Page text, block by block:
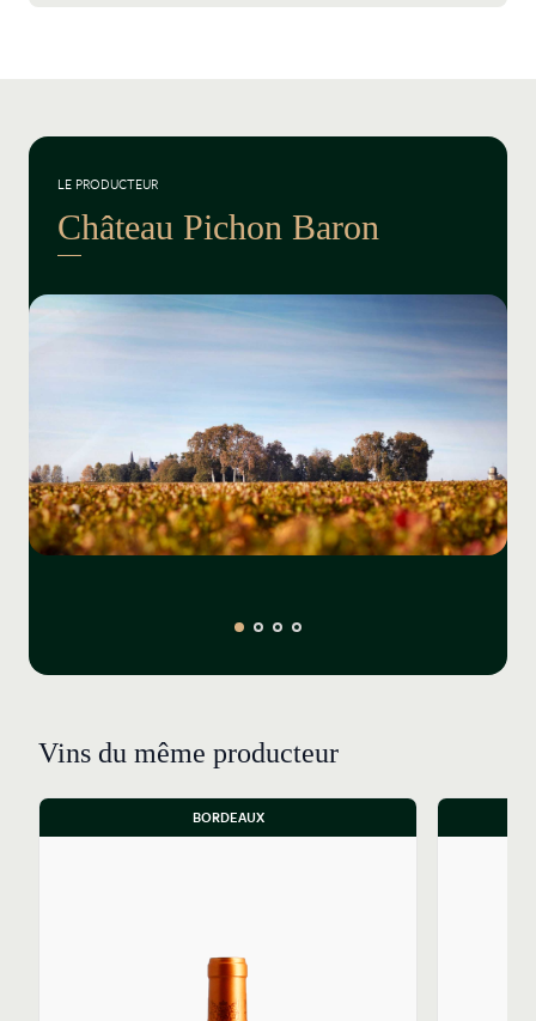
LE PRODUCTEUR
Château Pichon Baron
Vins du même producteur
BORDEAUX